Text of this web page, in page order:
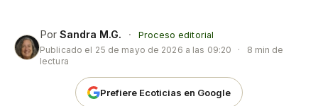
Por Sandra M.G. ·
Proceso editorial
Publicado el 25 de mayo de 2026 a las 09:20 ·
8 min de
lectura
Prefiere Ecoticias en Google